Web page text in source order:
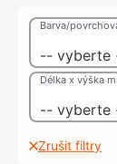
-- vyberte
Barva/
-- vyberte
Délka x výška
Zrušit filtry